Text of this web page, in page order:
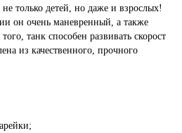
только детей, но даже и взрослых!
он очень маневренный, а также
танк способен развивать скорост
из качественного, прочного